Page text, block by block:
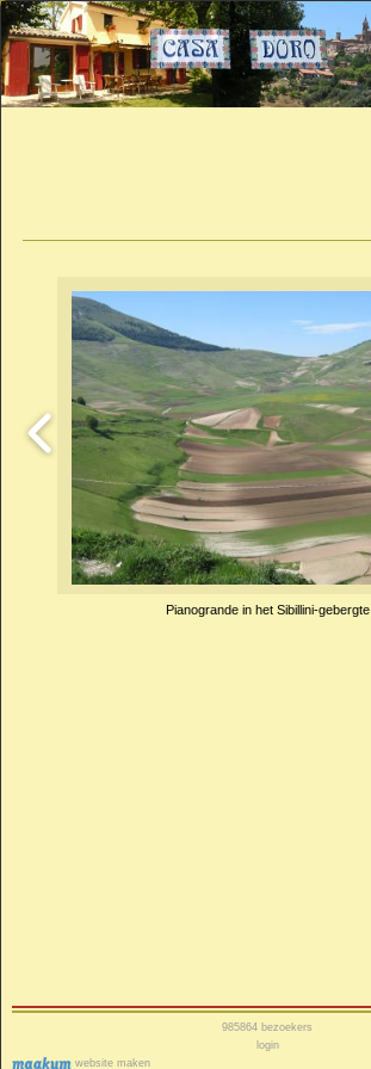
Pianogrande in het Sibillini-gebergte
website maken
985864 bezoekers
login